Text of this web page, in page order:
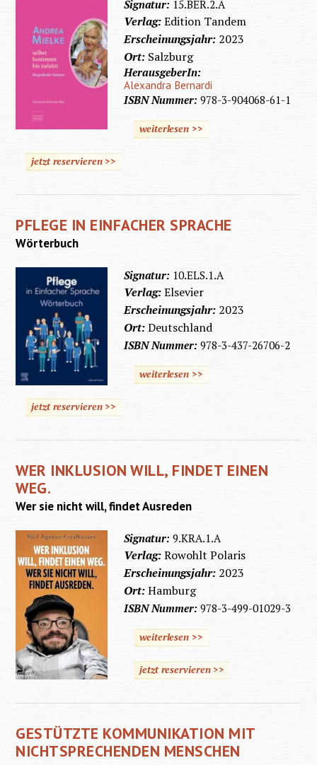
Signatur: 15.BER.2.A
Verlag:Edition Tandem
Erscheinungsjahr: 2023
Ort: Salzburg
HerausgeberIn:
Alexandra Bernardi
ISBN Nummer:978-3-904068-61-1
weiterlesen >>
jetzt reservieren >>
PFLEGE IN EINFACHER SPRACHE
Wörterbuch
Signatur: 10.ELS.1.A
Verlag:Elsevier
Erscheinungsjahr: 2023
Ort:Deutschland
ISBN Nummer:978-3-437-26706-2
weiterlesen >>
jetzt reservieren >>
WER INKLUSION WILL, FINDET EINEN
WEG.
Wer sie nicht will, findet Ausreden
Signatur:9.KRA.1.A
Verlag:Rowohlt Polaris
Erscheinungsjahr: 2023
Ort:Hamburg
ISBN Nummer:978-3-499-01029-3
weiterlesen >>
jetzt reservieren >>
GESTÜTZTE KOMMUNIKATION MIT
NICHTSPRECHENDEN MENSCHEN